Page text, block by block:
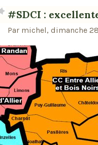
#SDCI :
Par michel, dimanche